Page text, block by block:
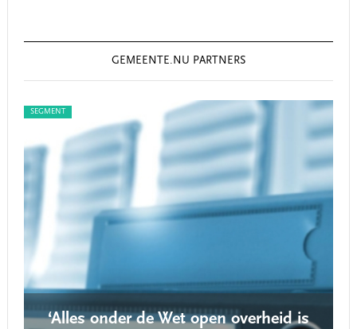
GEMEENTE.NU PARTNERS
SEGMENT
‘Alles onder de Wet open overheid is